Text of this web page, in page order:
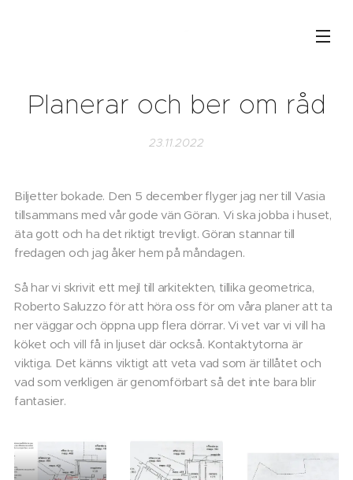
Planerar och ber om råd
23.11.2022
Biljetter bokade. Den 5 december flyger jag ner till Vasia
tillsammans med vår gode vän Göran. Vi ska jobba i huset,
äta gott och ha det riktigt trevligt. Göran stannar till
fredagen och jag åker hem på måndagen.
Så har vi skrivit ett mejl till arkitekten, tillika geometrica,
Roberto Saluzzo för att höra oss för om våra planer att ta
ner väggar och öppna upp flera dörrar. Vi vet var vi vill ha
köket och vill få in ljuset där också. Kontaktytorna är
viktiga. Det känns viktigt att veta vad som är tillåtet och
vad som verkligen är genomförbart så det inte bara blir
fantasier.